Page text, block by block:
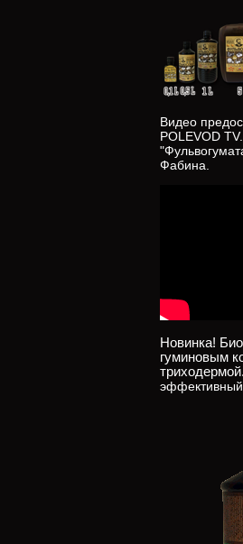
Видео
POLEVOD
Фабина.
Новинка!
гуминовым
триходермой.